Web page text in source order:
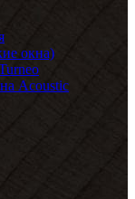
окна)
Acoustic